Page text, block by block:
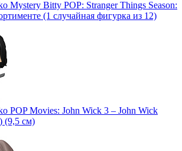
Mystery Bitty POP: Stranger Things Season:
(1 случайная фигурка из 12)
POP Movies: John Wick 3 – John Wick
(9,5 см)